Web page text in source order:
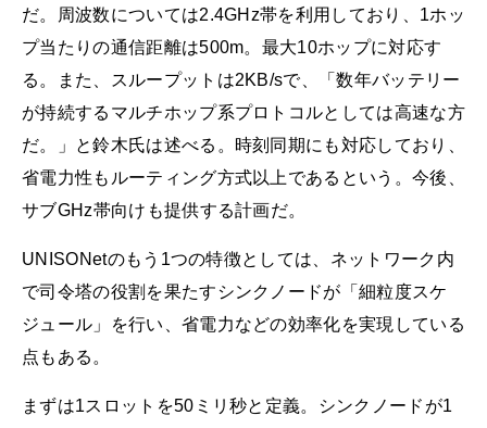
だ。周波数については2.4GHz帯を利用しており、1ホッ
プ当たりの通信距離は500m。最大10ホップに対応す
る。また、スループットは2KB/sで、「数年バッテリー
が持続するマルチホップ系プロトコルとしては高速な方
だ。」と鈴木氏は述べる。時刻同期にも対応しており、
省電力性もルーティング方式以上であるという。今後、
サブGHz帯向けも提供する計画だ。
UNISONetのもう1つの特徴としては、ネットワーク内
で司令塔の役割を果たすシンクノードが「細粒度スケ
ジュール」を行い、省電力などの効率化を実現している
点もある。
まずは1スロットを50ミリ秒と定義。シンクノードが1